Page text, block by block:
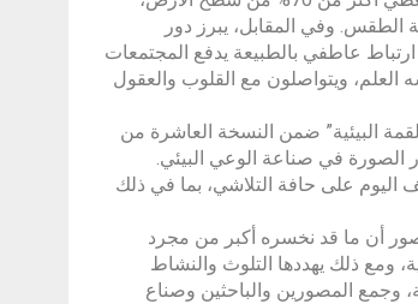
الطقس. وفي المقابل، يبرز دور
عاطفي بالطبيعة يدفع المجتمعات
العلم، ويتواصلون مع القلوب والعقول
البيئية” ضمن النسخة العاشرة من
في صناعة الوعي البيئي.
اليوم على حافة التلاشي، بما في ذلك
أن ما قد نخسره أكبر من مجرد
ونحو 29% من الانبعاثات الكربونية، ومع ذلك يهددها التلوث والنشاط
وجمع المصورين والباحثين وصناع